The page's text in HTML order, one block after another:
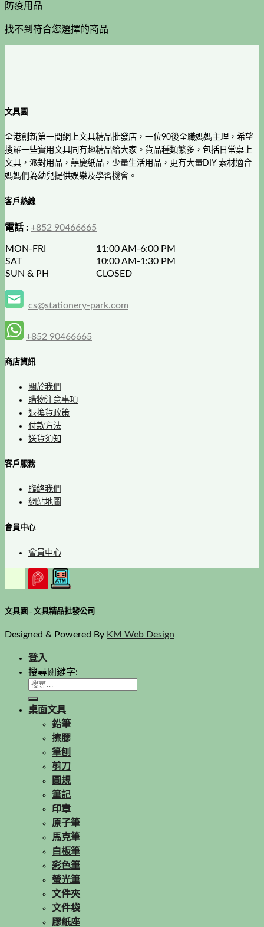
防疫用品
找不到符合您選擇的商品
文具園
全港創新第一間網上文具精品批發店，一位90後全職媽媽主理，希望
搜羅一些實用文具同有趣精品給大家。貨品種類繁多，包括日常桌上
文具，派對用品，囍慶紙品，少量生活用品，更有大量DIY 素材適合
媽媽們為幼兒提供娛樂及學習機會。
客戶熱線
電話 : +852 90466665
MON-FRI
11:00 AM-6:00 PM
SAT
10:00 AM-1:30 PM
SUN & PH
CLOSED
cs@stationery-park.com
+852 90466665
商店資訊
關於我們
購物注意事項
退換貨政策
付款方法
送貨須知
客戶服務
聯絡我們
網站地圖
會員中心
會員中心
文具園 - 文具精品批發公司
Designed & Powered By KM Web Design
登入
搜尋關鍵字:
桌面文具
鉛筆
擦膠
筆刨
剪刀
圓規
筆記
印章
原子筆
馬克筆
白板筆
彩色筆
螢光筆
文件夾
文件袋
膠紙座